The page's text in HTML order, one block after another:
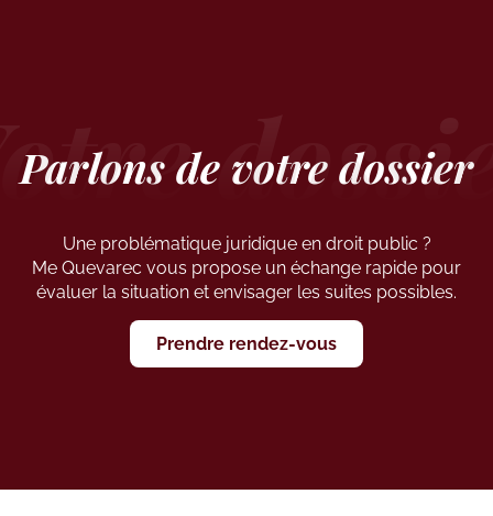
Parlons de votre dossier
Une problématique juridique en droit public ?
Me Quevarec vous propose un échange rapide pour
évaluer la situation et envisager les suites possibles.
Prendre rendez-vous